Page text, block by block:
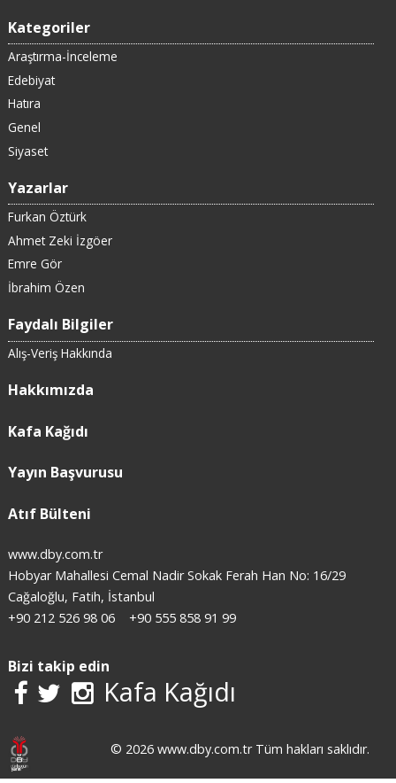
Kategoriler
Araştırma-İnceleme
Edebiyat
Hatıra
Genel
Siyaset
Yazarlar
Furkan Öztürk
Ahmet Zeki İzgöer
Emre Gör
İbrahim Özen
Faydalı Bilgiler
Alış-Veriş Hakkında
Hakkımızda
Kafa Kağıdı
Yayın Başvurusu
Atıf Bülteni
www.dby.com.tr
Hobyar Mahallesi Cemal Nadir Sokak Ferah Han No: 16/29
Cağaloğlu, Fatih, İstanbul
+90 212 526 98 06
+90 555 858 91 99
Bizi takip edin
Kafa Kağıdı
© 2026 www.dby.com.tr Tüm hakları saklıdır.